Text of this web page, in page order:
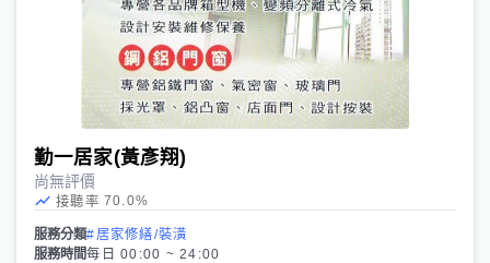
勤一居家(黃彥翔)
尚無評價
接聽率 70.0%
服務分類#居家修繕/裝潢
服務時間每日 00:00 ~ 24:00